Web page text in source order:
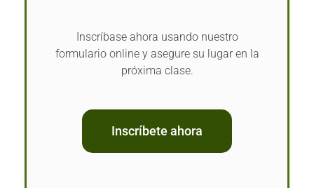
Inscríbase ahora usando nuestro
formulario online y asegure su lugar en la
próxima clase.
Inscríbete ahora